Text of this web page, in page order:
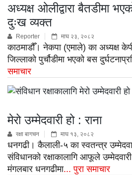
अध्यक्ष ओलीद्वारा बैतडीमा
दुःख व्यक्त
Reporter माघ २३, २०८२
काठमाडौँ। नेकपा (एमाले) का अध्यक्ष
जिल्लाको पुर्चौडीमा भएको बस
समाचार
मेरो उम्मेदवारी हो : राना
रक्षा बागचन माघ १३, २०८२
धनगढी। कैलाली-५ का स्वतन्त्र
संविधानको रक्षाकालागि आफूले
मंगलबार धनगढीमा... पुरा समाचार